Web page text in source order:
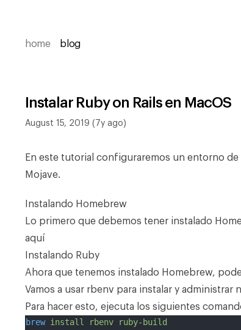
home blog
Instalar Ruby on Rails en MacOS
August 15, 2019 (7y ago)
En este tutorial configuraremos un entorno de
Mojave.
Instalando Homebrew
Lo primero que debemos tener instalado
aquí
Instalando Ruby
Ahora que tenemos instalado Homebrew,
Vamos a usar rbenv para instalar y administrar
Para hacer esto, ejecuta los siguientes
brew install rbenv ruby-build